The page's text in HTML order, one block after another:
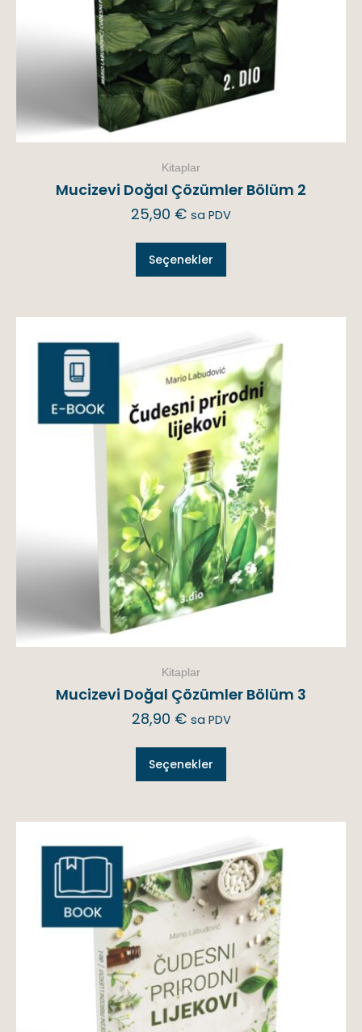
Kitaplar
Mucizevi Doğal Çözümler Bölüm 2
25,90 € sa PDV
Seçenekler
Kitaplar
Mucizevi Doğal Çözümler Bölüm 3
28,90 € sa PDV
Seçenekler